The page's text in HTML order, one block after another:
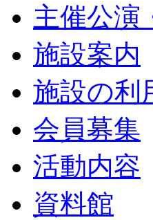
主催公演
施設案内
施設の利
会員募集
活動内容
資料館